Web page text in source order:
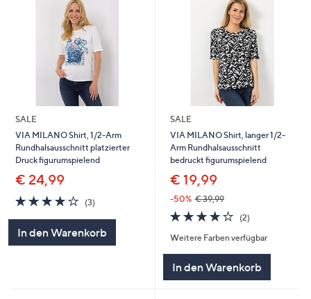
SALE
VIA MILANO Shirt, 1/2-Arm
Rundhalsausschnitt platzierter
Druck figurumspielend
€ 24,99
4.0
von
5
(3)
In den Warenkorb
SALE
VIA MILANO Shirt, langer 1/2-
Arm Rundhalsausschnitt
bedruckt figurumspielend
€ 19,99
-50% € 39,99
4.0
von
5
(2)2
Weitere Farben verfügbar
In den Warenkorb